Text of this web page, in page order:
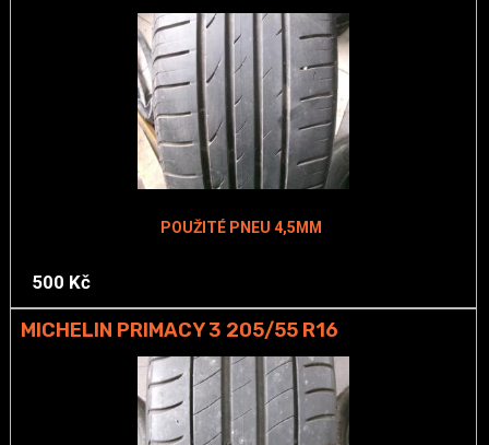
POUŽITÉ PNEU 4,5MM
500 Kč
MICHELIN PRIMACY 3 205/55 R16